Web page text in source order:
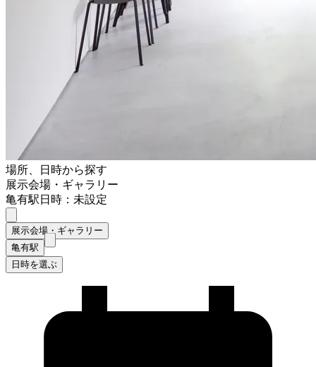
場所、日時から探す
展示会場・ギャラリー
亀有駅日時：未設定
展示会場・ギャラリー
亀有駅
日時を選ぶ